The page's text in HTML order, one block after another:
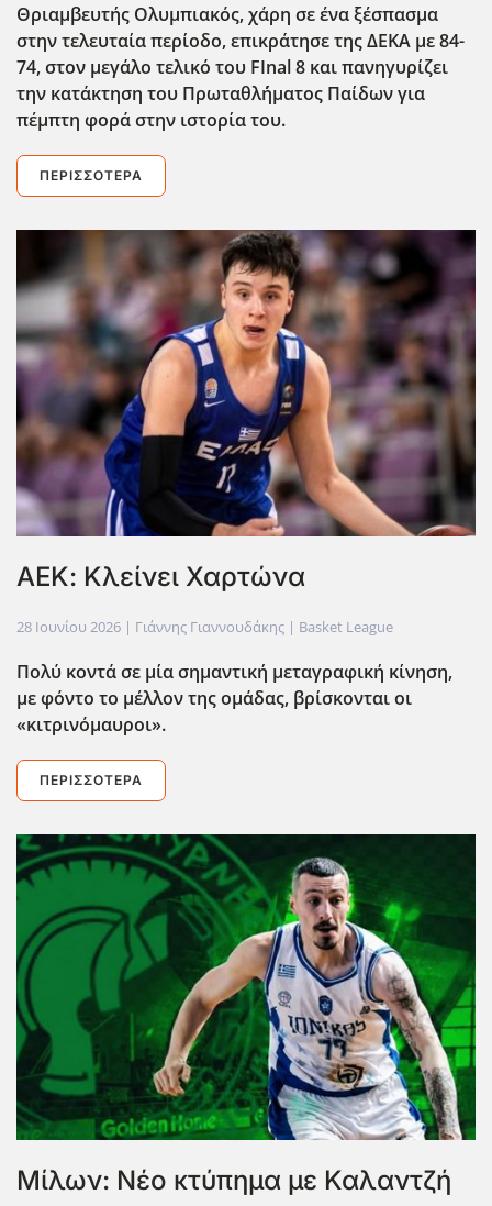
Θριαμβευτής Ολυμπιακός, χάρη σε ένα ξέσπασμα
στην τελευταία περίοδο, επικράτησε της ΔΕΚΑ με 84-
74, στον μεγάλο τελικό του FInal 8 και πανηγυρίζει
την κατάκτηση του Πρωταθλ΄ήματος Παίδων για
πέμπτη φορά στην ιστορία του.
ΠΕΡΙΣΣΌΤΕΡΑ
ΑΕΚ: Κλείνει Χαρτώνα
28 Ιουνίου 2026 | Γιάννης Γιαννουδάκης | Basket League
Πολύ κοντά σε μία σημαντική μεταγραφική κίνηση,
με φόντο το μέλλον της ομάδας, βρίσκονται οι
«κιτρινόμαυροι».
ΠΕΡΙΣΣΌΤΕΡΑ
Μίλων: Νέο κτύπημα με Καλαντζή